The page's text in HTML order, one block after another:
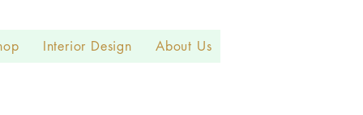
Interior Design About Us